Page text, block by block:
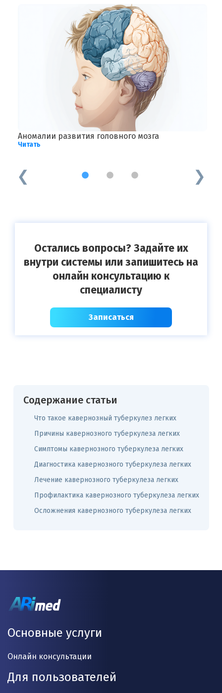
Аномалии развития головного мозга
Читать
1 2 3
Остались вопросы? Задайте их
внутри системы или запишитесь на
онлайн консультацию к
специалисту
Записаться
Содержание статьи
Что такое кавернозный туберкулез легких
Причины кавернозного туберкулеза легких
Симптомы кавернозного туберкулеза легких
Диагностика кавернозного туберкулеза легких
Лечение кавернозного туберкулеза легких
Профилактика кавернозного туберкулеза легких
Осложнения кавернозного туберкулеза легких
Основные услуги
Онлайн консультации
Для пользователей